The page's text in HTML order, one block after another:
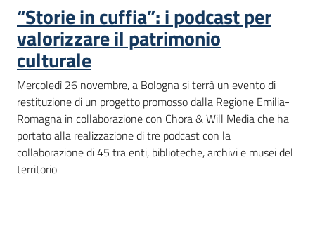
“Storie in cuffia”: i podcast per
valorizzare il patrimonio
culturale
Mercoledì 26 novembre, a Bologna si terrà un evento di
restituzione di un progetto promosso dalla Regione Emilia-
Romagna in collaborazione con Chora & Will Media che ha
portato alla realizzazione di tre podcast con la
collaborazione di 45 tra enti, biblioteche, archivi e musei del
territorio